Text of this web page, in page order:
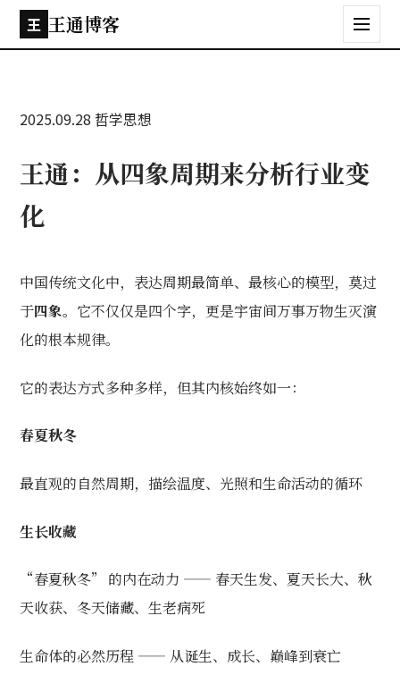
王 王通博客
2025.09.28 哲学思想
王通：从四象周期来分析行业变
化
中国传统文化中，表达周期最简单、最核心的模型，莫过
于四象。它不仅仅是四个字，更是宇宙间万事万物生灭演
化的根本规律。
它的表达方式多种多样，但其内核始终如一：
春夏秋冬
最直观的自然周期，描绘温度、光照和生命活动的循环
生长收藏
“春夏秋冬” 的内在动力 —— 春天生发、夏天长大、秋
天收获、冬天储藏、生老病死
生命体的必然历程 —— 从诞生、成长、巅峰到衰亡